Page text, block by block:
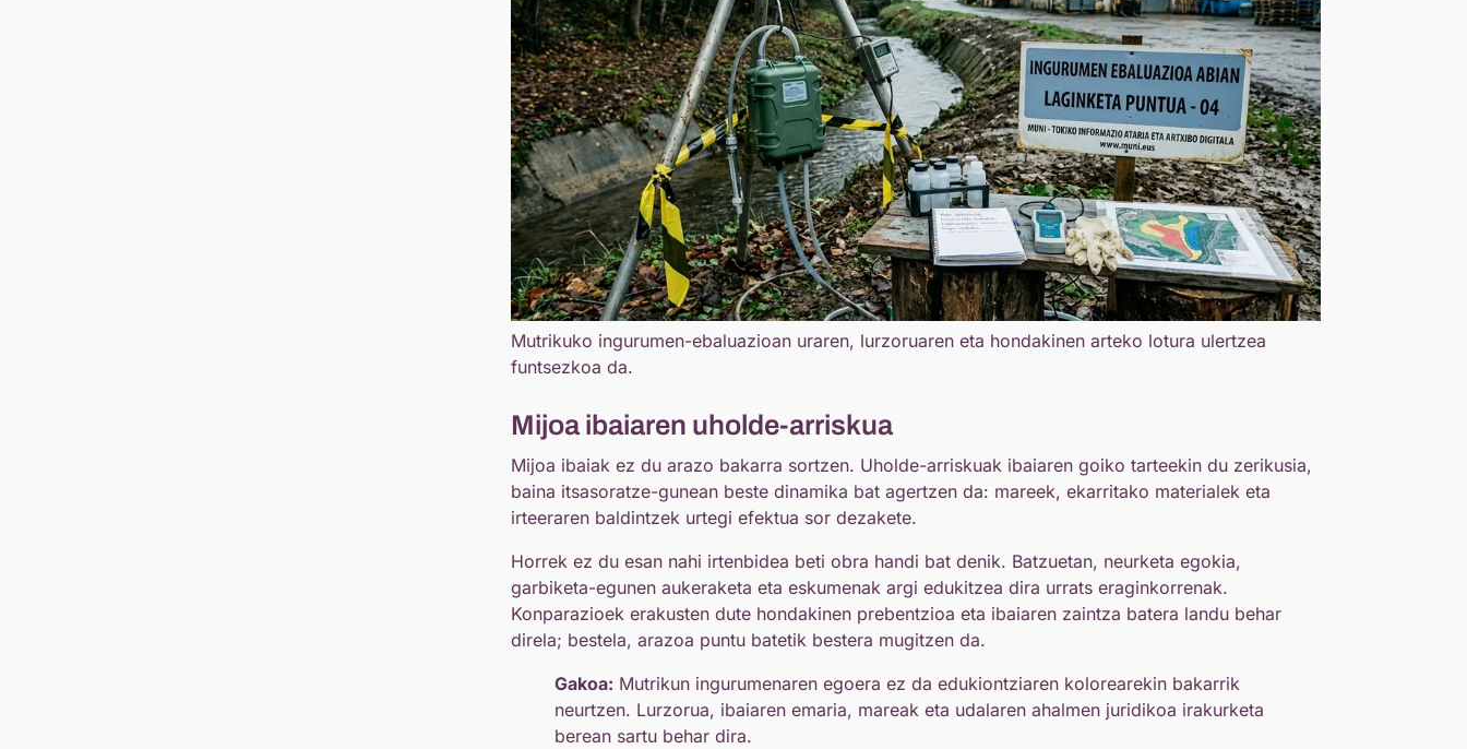
Mutrikuko ingurumen-ebaluazioan uraren, lurzoruaren eta hondakinen arteko lotura ulertzea
funtsezkoa da.
Mijoa ibaiaren uholde-arriskua
Mijoa ibaiak ez du arazo bakarra sortzen. Uholde-arriskuak ibaiaren goiko tarteekin du zerikusia,
baina itsasoratze-gunean beste dinamika bat agertzen da: mareek, ekarritako materialek eta
irteeraren baldintzek urtegi efektua sor dezakete.
Horrek ez du esan nahi irtenbidea beti obra handi bat denik. Batzuetan, neurketa egokia,
garbiketa-egunen aukeraketa eta eskumenak argi edukitzea dira urrats eraginkorrenak.
Konparazioek erakusten dute hondakinen prebentzioa eta ibaiaren zaintza batera landu behar
direla; bestela, arazoa puntu batetik bestera mugitzen da.
Gakoa: Mutrikun ingurumenaren egoera ez da edukiontziaren kolorearekin bakarrik
neurtzen. Lurzorua, ibaiaren emaria, mareak eta udalaren ahalmen juridikoa irakurketa
berean sartu behar dira.